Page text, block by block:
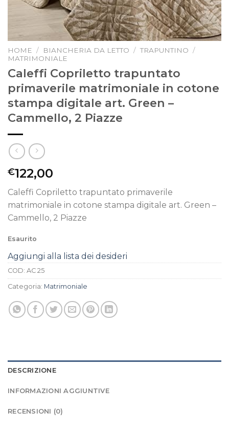
HOME / BIANCHERIA DA LETTO / TRAPUNTINO /
MATRIMONIALE
Caleffi Copriletto trapuntato
primaverile matrimoniale in cotone
stampa digitale art. Green –
Cammello, 2 Piazze
€122,00
Caleffi Copriletto trapuntato primaverile
matrimoniale in cotone stampa digitale art. Green –
Cammello, 2 Piazze
Esaurito
Aggiungi alla lista dei desideri
COD: AC 25
Categoria: Matrimoniale
DESCRIZIONE
INFORMAZIONI AGGIUNTIVE
RECENSIONI (0)